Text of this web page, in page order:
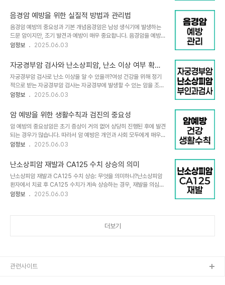
배는 구강 점막에 직접적인 자..
위험을 낮추는 데 긍정적인 역할을 할 수 있습니다. 특히 간암, 자궁내
막암, 두경부암 등 특정 암종에서 커피 섭취와 암 발생 위험 감소 간의
연관성이 보고되어, 암 예방을 위한 생활습관으로서 커피의 가치가 재
조명되고 있습니다.커피 속 항산화 성분과 암 예방 기전커피에 포함된
항산화 물질은 활성산소를 제거하는 기능을 합니다. 활성산소는 세포
페놀과 클로로젠산 등의 성분은 ..
음경암 예방을 위한 실질적 방법과 관리법
음경암 예방의 중요성과 기본 개념음경암은 남성 생식기에 발생하는
드문 암이지만, 조기 발견과 예방이 매우 중요합니다. 음경암을 예방하
려면 무엇보다도 위험 요인을 줄이고 청결을 유지하는 것이 핵심입니
인한 만성 염증이 음경암 발생에 큰 영향을 미치므로, 이를 방지하는
것이 음경암 예방의 첫걸음입니다.청결 유지와 포경수술의 역할음경
암 예방에서 가장 기본적이고 효과적인 방법은 음경 부위를 청결하게
관리하는 것입니다. 포피 아래에 분비물과 노폐물이 쌓이면 만성 염증
이 생기고, 이 염증이 장기간 지속되면 암 발생 위험이 높아집니다. 따
다.포경수술은 이러한 구지 축적을 근본적으로 줄..
암정보 2025.06.03
자궁경부암 검사와 난소상피암, 난소 이상 여부 확인
가능할까?
자궁경부암 검사로 난소 이상을 알 수 있을까?여성 건강을 위해 정기
적으로 받는 자궁경부암 검사는 자궁경부에 발생할 수 있는 암을 조기
에 발견하는 데 매우 중요한 역할을 합니다. 하지만 이 검사가 난소상
습니다. 결론부터 말하면, 자궁경부암 검사는 난소암을 진단하거나 난
소 이상 여부를 확인할 수 없습니다. 자궁경부암 검사와 난소암 검사는
각각 다른 검사 방법과 절차를 필요로 하기 때문입니다.자궁경부암 검
사란?자궁경부암 검사는 주로 자궁경부 세포검사(Pap smear)와 질
확대경검사(colposcopy), 그리고 필요 시 조직검사로 구성됩니다.
로 암세포나 전암성 세포가 있는지 확인..
암정보 2025.06.03
암 예방을 위한 생활수칙과 검진의 중요성
암 예방의 중요성암은 초기 증상이 거의 없어 상당히 진행된 후에 발견
되는 경우가 많습니다. 따라서 암 예방은 개인과 사회 모두에게 매우
중요한 건강 과제입니다. 특히 우리나라에서 흔한 위암, 간암, 유방암,
검진과 예방 생활습관 실천이 필수적입니다. 폐암은 금연으로, 간암은
B형 간염 백신 접종으로 예방할 수 있어 암 예방을 위한 구체적인 행동
이 필요합니다.암 예방을 위한 10가지 생활수칙암 예방을 위해 보건복
지부와 국립암센터가 권고하는 국민 암예방 수칙은 다음과 같습니다.
담배를 피우지 말고, 남이 피우는 담배 연기도 피하기채소와 과일을 충
암정보 2025.06.03
난소상피암 재발과 CA125 수치 상승의 의미
난소상피암 재발과 CA125 수치 상승: 무엇을 의미하나?난소상피암
환자에서 치료 후 CA125 수치가 계속 상승하는 경우, 재발을 의심할
수 있을지에 대한 질문은 매우 흔하면서도 복잡한 문제입니다.
가 재발 진단에 미치는 영향, 최신 진단법인 액체생검의 의의, 그리고
미하지는 않습니다. CA125는 난소암 환..
암정보 2025.06.03
더보기
관련사이트